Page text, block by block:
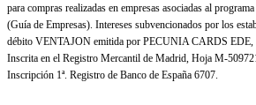
para compras realizadas en empresas asociadas al
(Guía de Empresas). Intereses subvencionados por los
débito VENTAJON emitida por PECUNIA CARDS
Inscrita en el Registro Mercantil de Madrid, Hoja M-
Inscripción 1ª. Registro de Banco de España 6707.